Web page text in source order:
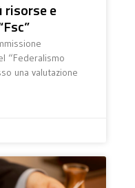
risorse e
“Federalismo
una valutazione